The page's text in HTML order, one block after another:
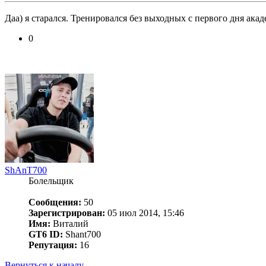
Даа) я старался. Тренировался без выходных с первого дня
0
ShAnT700
Болельщик
Сообщения: 50
Зарегистрирован: 05 июл 2014, 15:46
Имя: Виталий
GT6 ID: Shant700
Репутация: 16